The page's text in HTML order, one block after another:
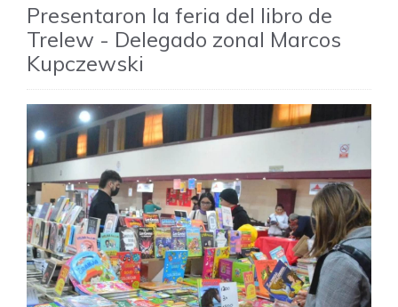
Presentaron la feria del libro de
Trelew - Delegado zonal Marcos
Kupczewski